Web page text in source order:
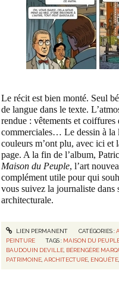
Le récit est bien monté. Seul
de langue dans le texte.
rendue : vêtements et coiffures
commerciales… Le dessin à la
couleurs m’ont plu, avec ici et
page. A la fin de l’album,
Maison du Peuple, l’art
complément utile pour qui
vous suivez la journaliste dans
architecturale.
LIEN PERMANENT CATÉGORIES :
PEINTURE
TAGS : MAISON DU
BAUDOUIN DEVILLE BÉRENGÈRE
PATRIMOINE ,ARCHITECTURE ENQUÊTE